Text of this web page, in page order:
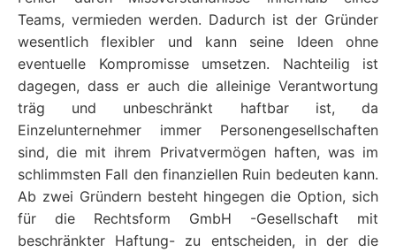
Teams, vermieden werden. Dadurch ist der Gründer
wesentlich flexibler und kann seine Ideen ohne
eventuelle Kompromisse umsetzen. Nachteilig ist
dagegen, dass er auch die alleinige Verantwortung
träg und unbeschränkt haftbar ist, da
Einzelunternehmer immer Personengesellschaften
sind, die mit ihrem Privatvermögen haften, was im
schlimmsten Fall den finanziellen Ruin bedeuten kann.
Ab zwei Gründern besteht hingegen die Option, sich
für die Rechtsform GmbH -Gesellschaft mit
beschränkter Haftung- zu entscheiden, in der die